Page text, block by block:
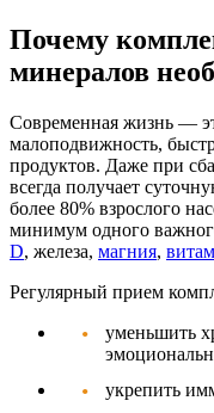
Почему
минералов
Современная жизнь —
малоподвижность,
продуктов. Даже при
всегда получает
более 80% взрослого
минимум одного
D, железа, магния,
Регулярный прием
уменьшить
укрепить